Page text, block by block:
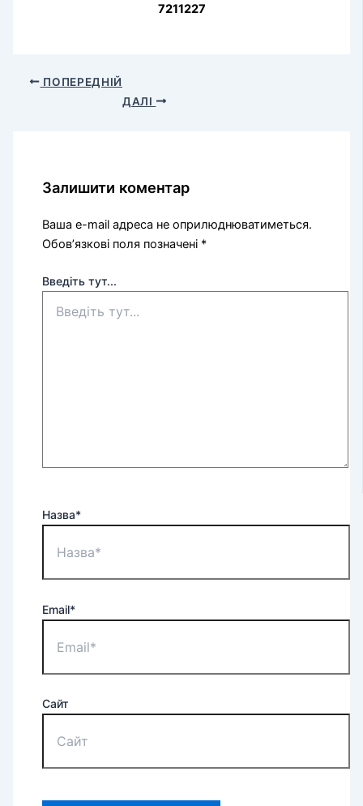
7211227
ПОПЕРЕДНІЙ
ДАЛІ
Залишити коментар
Ваша e-mail адреса не оприлюднюватиметься.
Обов’язкові поля позначені *
Введіть тут...
Назва*
Email*
Сайт